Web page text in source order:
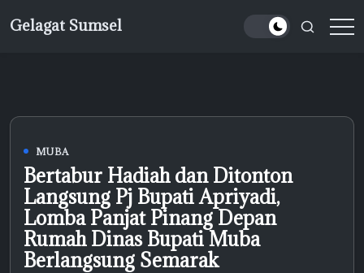
Gelagat Sumsel
MUBA
Bertabur Hadiah dan Ditonton
Langsung Pj Bupati Apriyadi,
Lomba Panjat Pinang Depan
Rumah Dinas Bupati Muba
Berlangsung Semarak